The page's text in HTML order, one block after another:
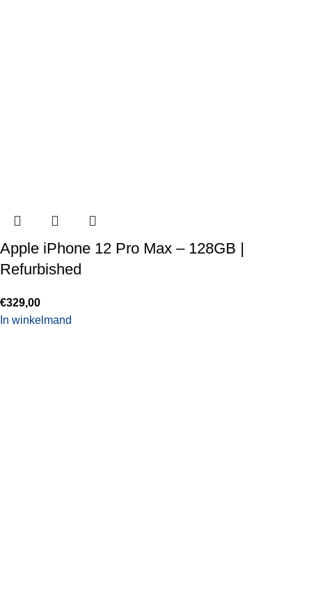
Apple iPhone 12 Pro Max – 128GB |
Refurbished
€329,00
In winkelmand